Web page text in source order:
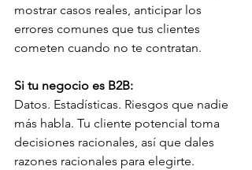
mostrar casos reales, anticipar los
errores comunes que tus clientes
cometen cuando no te contratan.
Si tu negocio es B2B:
Datos. Estadísticas. Riesgos que nadie
más habla. Tu cliente potencial toma
decisiones racionales, así que dales
razones racionales para elegirte.